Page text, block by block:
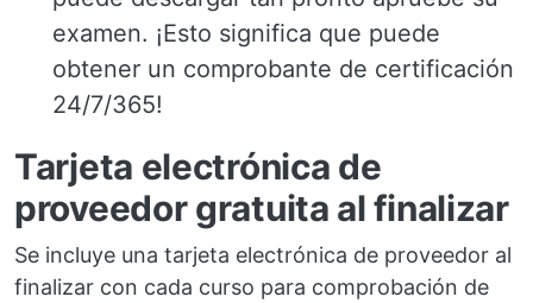
examen. ¡Esto significa que puede
obtener un comprobante de certificación
24/7/365!
Tarjeta electrónica de
proveedor gratuita al finalizar
Se incluye una tarjeta electrónica de proveedor al
finalizar con cada curso para comprobación de